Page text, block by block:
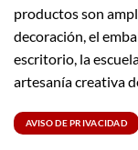
productos son
decoración, el
escritorio, la
artesanía creativa
AVISO DE PRIVACIDAD